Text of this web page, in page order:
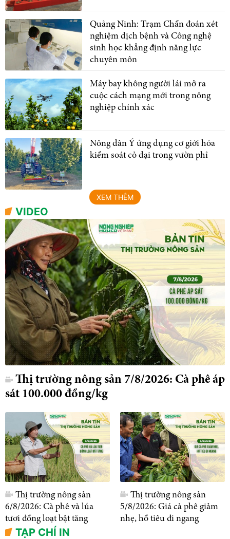
Quảng Ninh: Trạm Chẩn đoán xét
nghiệm dịch bệnh và Công nghệ
sinh học khẳng định năng lực
chuyên môn
Máy bay không người lái mở ra
cuộc cách mạng mới trong nông
nghiệp chính xác
Nông dân Ý ứng dụng cơ giới hóa
kiểm soát cỏ dại trong vườn phỉ
XEM THÊM
VIDEO
Thị trường nông sản 7/8/2026: Cà phê áp
sát 100.000 đồng/kg
Thị trường nông sản
6/8/2026: Cà phê và lúa
tươi đồng loạt bật tăng
Thị trường nông sản
5/8/2026: Giá cà phê giảm
nhẹ, hồ tiêu đi ngang
TẠP CHÍ IN